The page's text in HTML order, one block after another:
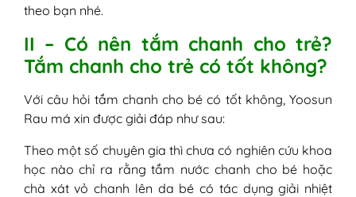
theo bạn nhé.
II – Có nên tắm chanh cho trẻ?
Tắm chanh cho trẻ có tốt không?
Với câu hỏi tắm chanh cho bé có tốt không, Yoosun
Rau má xin được giải đáp như sau:
Theo một số chuyên gia thì chưa có nghiên cứu khoa
học nào chỉ ra rằng tắm nước chanh cho bé hoặc
chà xát vỏ chanh lên da bé có tác dụng giải nhiệt